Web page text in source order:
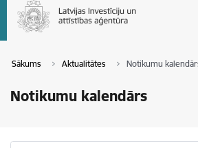
Sākums Aktualitātes Notikumu
Notikumu kalendārs